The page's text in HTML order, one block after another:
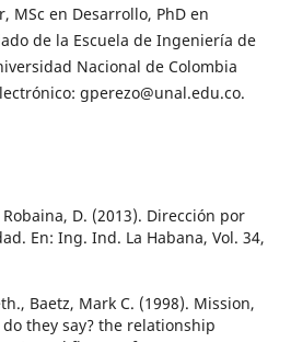
en Desarrollo, PhD en
de la Escuela de Ingeniería de
Nacional de Colombia
gperezo@unal.edu.co.
D. (2013). Dirección por
En: Ing. Ind. La Habana, Vol. 34,
Baetz, Mark C. (1998). Mission,
they say? the relationship